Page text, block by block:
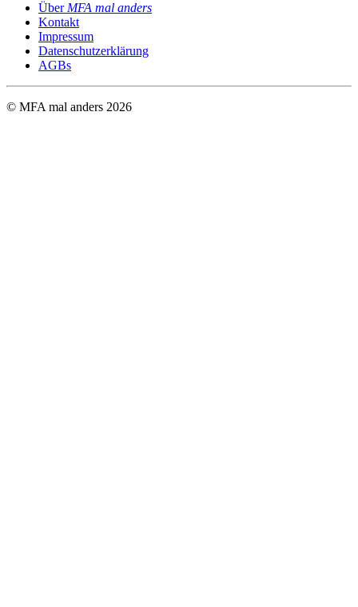
Über MFA mal anders
Kontakt
Impressum
Datenschutzerklärung
AGBs
© MFA mal anders 2026